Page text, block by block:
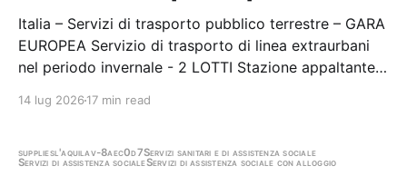
Italia – Servizi di trasporto pubblico terrestre – GARA
EUROPEA Servizio di trasporto di linea extraurbani
nel periodo invernale - 2 LOTTI Stazione appaltante:
14 lug 2026 17 min read
suppliesl'aquilav-8aec0d7Servizi sanitari e di assistenza sociale
Servizi di assistenza socialeServizi di assistenza sociale con alloggio